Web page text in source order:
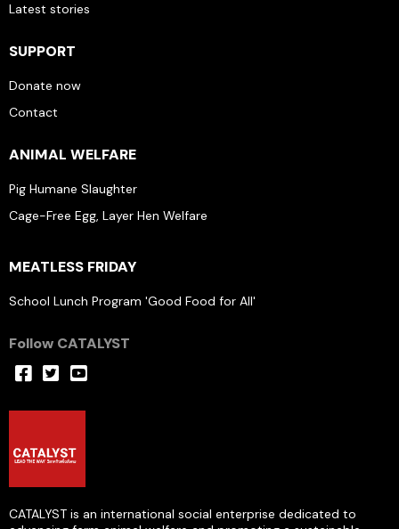
Latest stories
SUPPORT
Donate now
Contact
ANIMAL WELFARE
Pig Humane Slaughter
Cage-Free Egg, Layer Hen Welfare
MEATLESS FRIDAY
School Lunch Program 'Good Food for All'
Follow CATALYST
CATALYST is an international social enterprise dedicated to